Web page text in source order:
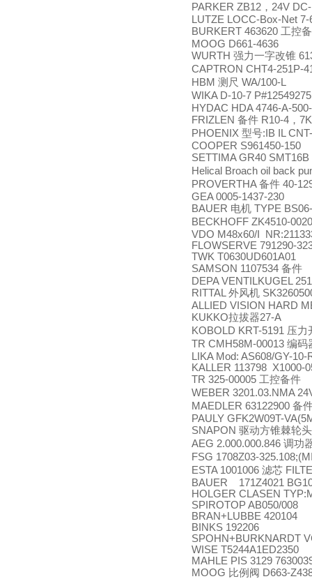
PARKER ZB12 ， 24V
LUTZE LOCC-Box-Net
BURKERT 463620 工控
MOOG D661-4636
WURTH 强力一字改锥
CAPTRON CHT4-251P-
HBM 测尺 WA/100-L
WIKA D-10-7
HYDAC HDA 4746-A-
FRIZLEN 备件 R10-4 ，
PHOENIX 型号:IB IL
COOPER S961450-150
SETTIMA GR40
Helical Broach oil back
PROVERTHA备件 40-
GEA 0005-1437-230
BAUER 电机 TYPE
BECKHOFF ZK4510-
VDO M48x60/I
FLOWSERVE 791290-
TWK T0630UD601A01
SAMSON 1107534 备件
DEPA VENTILKUGEL
RITTAL 外风机
ALLIED VISION HARD
KUKKO拉拔器27-A
KOBOLD KRT-5191 压力
TR CMH58M-00013 编码
LIKA Mod: AS608/GY-
KALLER 113798 X1000-
TR 325-00005 工控备件
WEBER 3201.03.NMA
MAEDLER 63122900 备
PAULY GFK2W09T-
SNAPON 驱动方锥棘轮头
AEG 2.000.000.846 调功
FSG 1708Z03-
ESTA 1001006 滤芯
BAUER 171Z4021
HOLGER CLASEN
SPIROTOP AB050/008
BRAN+LUBBE 420104
BINKS 192206
SPOHN+BURKNARDT
WISE T5244A1ED2350
MAHLE PIS 3129
MOOG 比例阀 D663-